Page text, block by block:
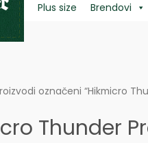
Plus size
Brendovi
označeni “Hikmicro
Thunder